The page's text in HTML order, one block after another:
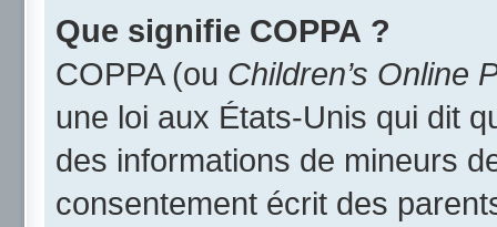
Que signifie COPPA ?
COPPA (ou Children’s Online
une loi aux États-Unis qui dit
des informations de mineurs
consentement écrit des